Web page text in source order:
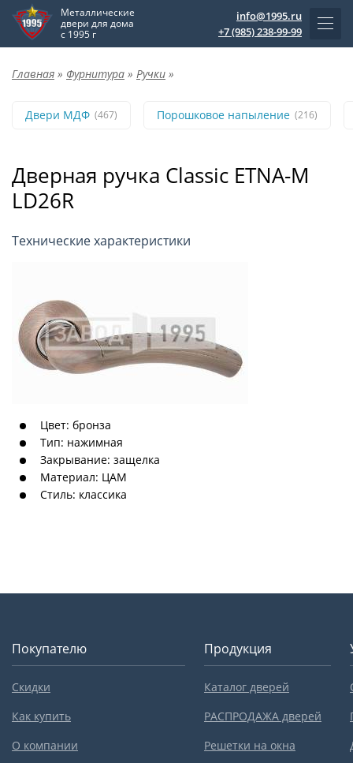
Металлические
двери для дома
с 1995 г
info@1995.ru
+7 (985) 238-99-99
Главная » Фурнитура » Ручки »
Двери МДФ (467) Порошковое напыление (216)
Дверная ручка Classic ETNA-M
LD26R
Технические характеристики
Цвет: бронза
Тип: нажимная
Закрывание: защелка
Материал: ЦАМ
Стиль: классика
Покупателю
Скидки
Как купить
О компании
Продукция
Каталог дверей
РАСПРОДАЖА дверей
Решетки на окна